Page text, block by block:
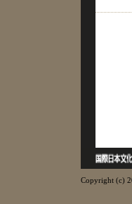
Copyright (c)